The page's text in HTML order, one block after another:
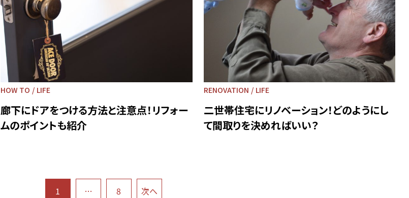
HOW TO LIFE
廊下にドアをつける方法と注意点！リフォー
ムのポイントも紹介
RENOVATION LIFE
二世帯住宅にリノベーション！どのようにし
て間取りを決めればいい？
1 … 8 次へ